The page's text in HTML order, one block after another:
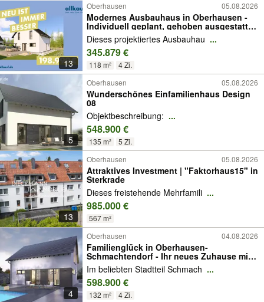
13
Oberhausen 05.08.2026
Modernes Ausbauhaus in Oberhausen -
Individuell geplant, gehoben ausgestattet
und nachhaltig beheizt
Dieses projektiertes Ausbauhau ...
345.879 €
118 m² 4 Zi.
5
Oberhausen 05.08.2026
Wunderschönes Einfamilienhaus Design
08
Objektbeschreibung: ...
548.900 €
135 m² 5 Zi.
13
Oberhausen 05.08.2026
Attraktives Investment | "Faktorhaus15" in
Sterkrade
Dieses freistehende Mehrfamili ...
985.000 €
567 m²
4
Oberhausen 04.08.2026
Familienglück in Oberhausen-
Schmachtendorf - Ihr neues Zuhause mit
Freiraum
Im beliebten Stadtteil Schmach ...
598.900 €
132 m² 4 Zi.